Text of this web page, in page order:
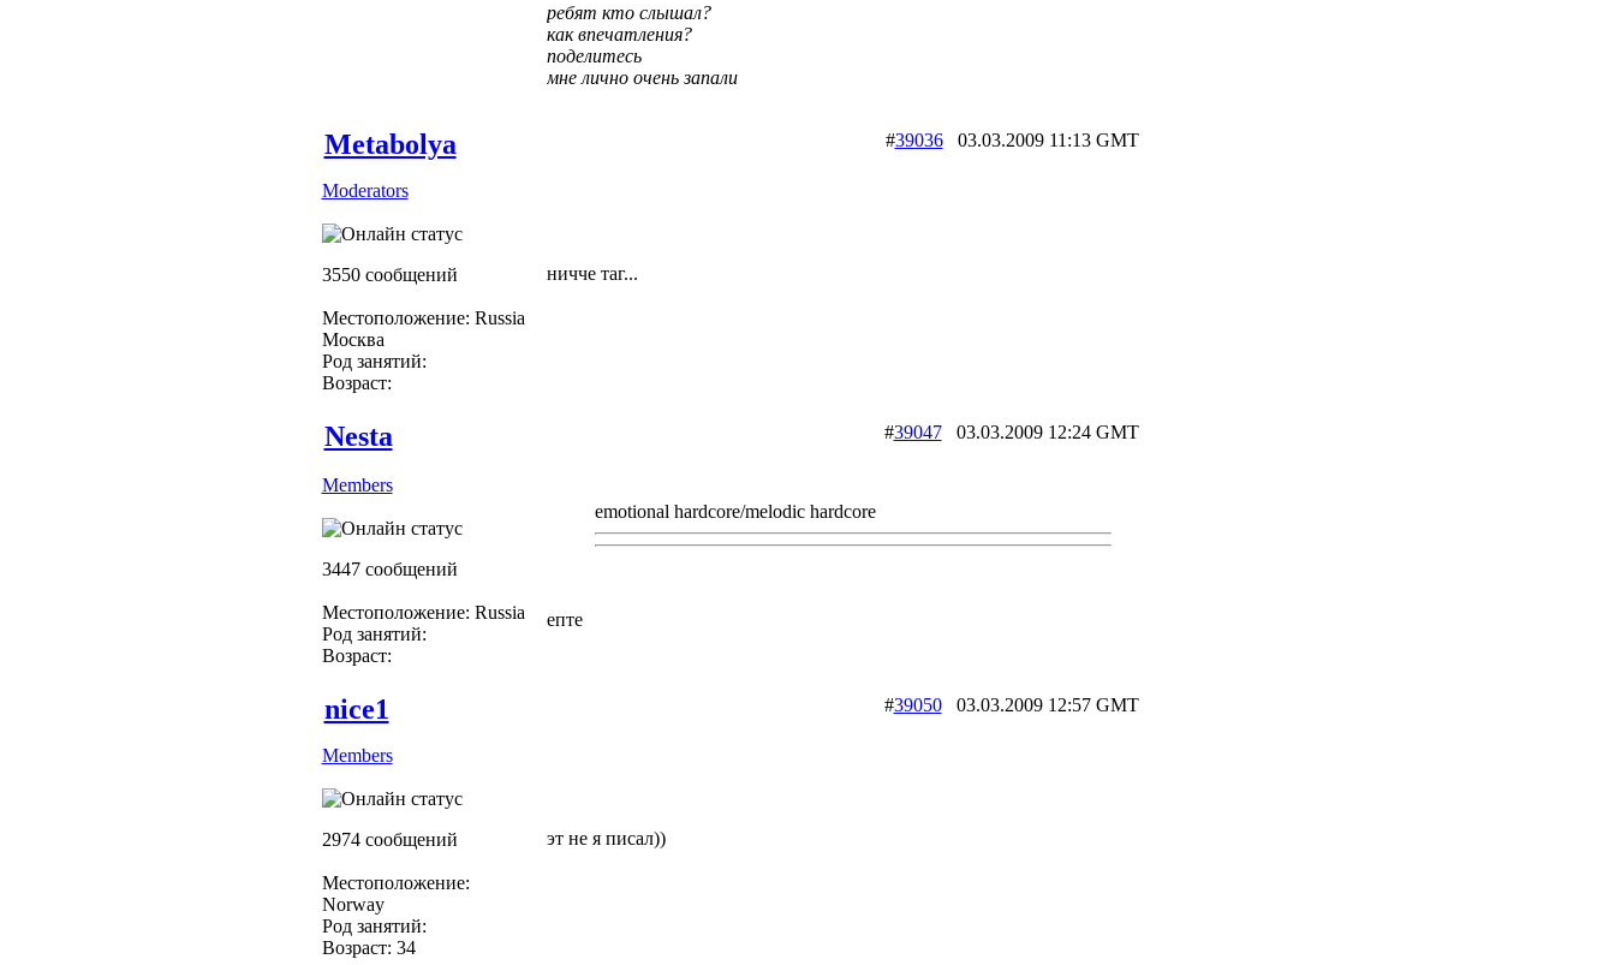
ребят кто слышал?
как впечатления?
поделитесь
мне лично очень запали
Metabolya
Moderators
3550 сообщений
Местоположение: Russia
Москва
Род занятий:
Возраст:
#3903603.03.2009 11:13 GMT
ничче таг...
Nesta
Members
3447 сообщений
Местоположение: Russia
Род занятий:
Возраст:
#3904703.03.2009 12:24 GMT
emotional hardcore/melodic hardcore
епте
nice1
Members
2974 сообщений
Местоположение:
Norway
Род занятий:
Возраст: 34
#3905003.03.2009 12:57 GMT
эт не я писал))